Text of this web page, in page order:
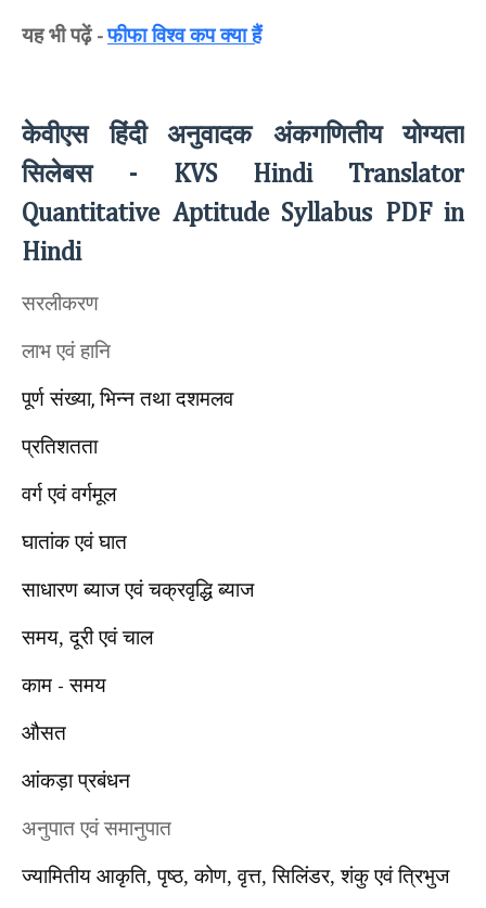
यह भी पढ़ें -फीफा विश्व कप क्या हैं
केवीएस हिंदी अनुवादक अंकगणितीय योग्यता
सिलेबस - KVS Hindi Translator
Quantitative Aptitude Syllabus PDF in
Hindi
सरलीकरण
लाभ एवं हानि
पूर्ण संख्या,भिन्न तथा दशमलव
प्रतिशतता
वर्ग एवं वर्गमूल
घातांक एवं घात
साधारण ब्याज एवं चक्रवृद्धि ब्याज
समय, दूरी एवं चाल
काम - समय
औसत
आंकड़ा प्रबंधन
अनुपात एवं समानुपात
ज्यामितीय आकृति, पृष्ठ, कोण, वृत्त, सिलिंडर, शंकु एवं त्रिभुज